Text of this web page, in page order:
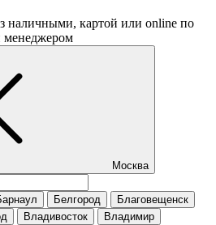
наличными, картой или online по
менеджером
Москва
Белгород
Благовещенск
Владивосток
Владимир